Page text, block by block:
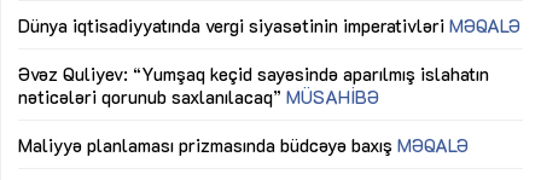
Dünya iqtisadiyyatında vergi siyasətinin imperativləri MƏQALƏ
Əvəz Quliyev: “Yumşaq keçid sayəsində aparılmış islahatın
nəticələri qorunub saxlanılacaq” MÜSAHİBƏ
Maliyyə planlaması prizmasında büdcəyə baxış MƏQALƏ